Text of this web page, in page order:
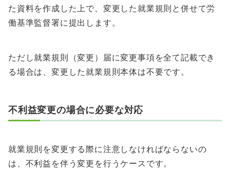
た資料を作成した上で、変更した就業規則と併せて労
働基準監督署に提出します。
ただし就業規則（変更）届に変更事項を全て記載でき
る場合は、変更した就業規則本体は不要です。
不利益変更の場合に必要な対応
就業規則を変更する際に注意しなければならないの
は、不利益を伴う変更を行うケースです。